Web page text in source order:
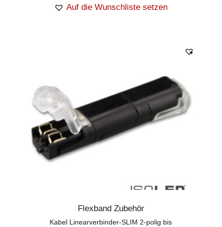
Auf die Wunschliste setzen
Flexband Zubehör
Kabel Linearverbinder-SLIM 2-polig bis